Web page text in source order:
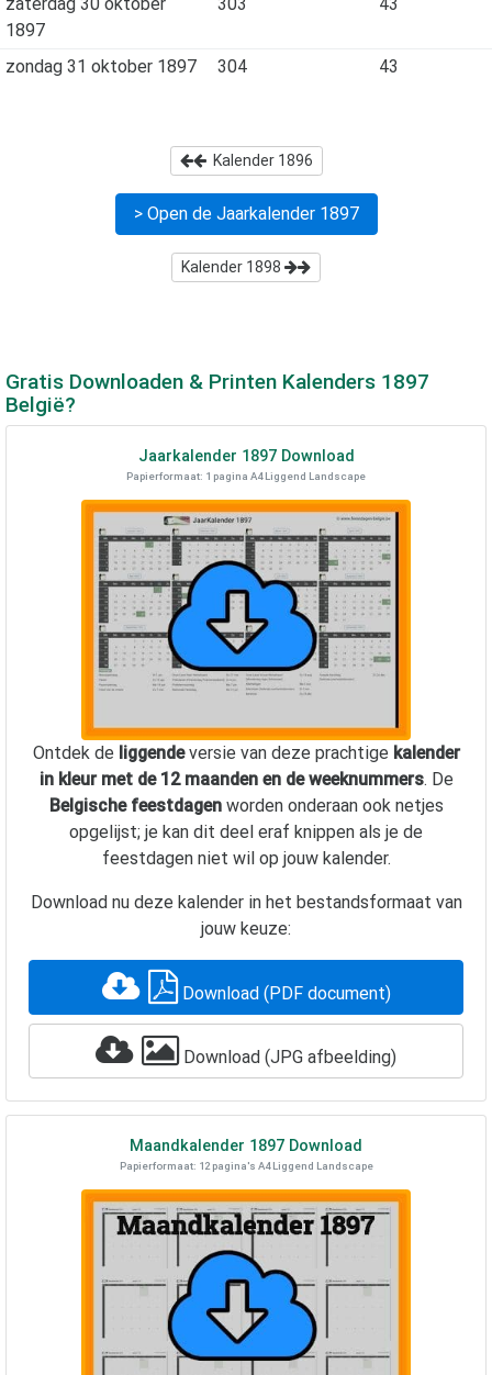
1897
zondag 31 oktober 1897 304 43
Kalender 1896
> Open de Jaarkalender 1897
Kalender 1898
Gratis Downloaden & Printen Kalenders 1897
België?
Jaarkalender 1897Download
Papierformaat: 1 pagina A4 Liggend Landscape
Ontdek de liggendeversie van deze prachtige kalender
in kleur met de 12 maanden en de weeknummers. De
Belgische feestdagenworden onderaan ook netjes
opgelijst; je kan dit deel eraf knippen als je de
feestdagen niet wil op jouw kalender.
Download nu deze kalender in het bestandsformaat van
jouw keuze:
Download (PDF document)
Download (JPG afbeelding)
Maandkalender 1897 Download
Papierformaat: 12 pagina's A4 Liggend Landscape